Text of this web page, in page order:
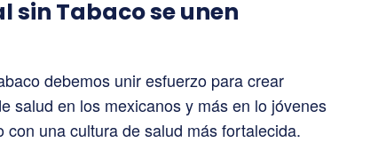
sin Tabaco se unen
debemos unir esfuerzo para crear
salud en los mexicanos y más en lo jóvenes
con una cultura de salud más fortalecida.